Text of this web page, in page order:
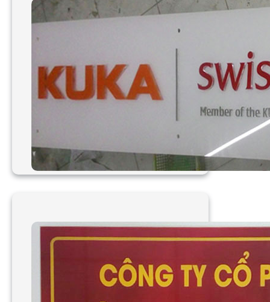
Làm bảng hiệu mica công
TPHCM
công ty Kuka Swisslog